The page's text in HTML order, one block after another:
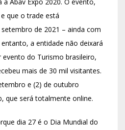
Abav Expo 2020. O evento,
que o trade está
de 2021 – ainda com
a entidade não deixará
do Turismo brasileiro,
mais de 30 mil visitantes.
e (2) de outubro
que será totalmente online.
dia 27 é o Dia Mundial do